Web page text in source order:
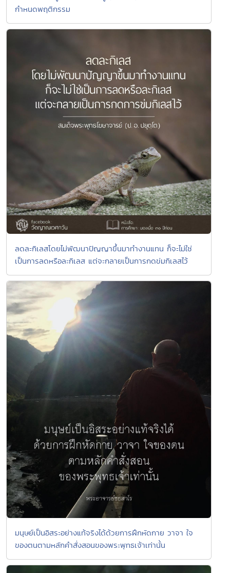
กำหนดพฤติกรรม
ลดละกิเลสโดยไม่พัฒนาปัญญาขึ้นมาทำงานแทน ก็จะไม่ใช่
เป็นการลดหรือละกิเลส แต่จะกลายเป็นการกดข่มกิเลสไว้
มนุษย์เป็นอิสระอย่างแท้จริงได้ด้วยการฝึกหัดกาย วาจา ใจ
ของตนตามหลักคำสั่งสอนของพระพุทธเจ้าเท่านั้น